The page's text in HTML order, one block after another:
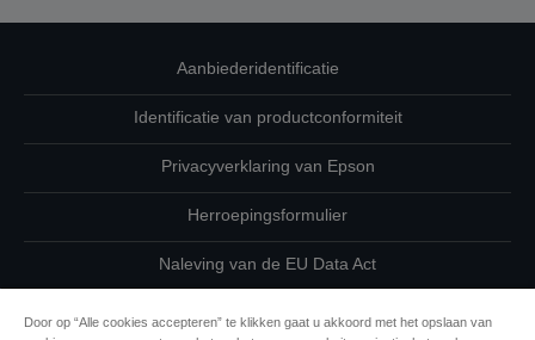
Aanbiederidentificatie
Identificatie van productconformiteit
Privacyverklaring van Epson
Herroepingsformulier
Naleving van de EU Data Act
Door op “Alle cookies accepteren” te klikken gaat u akkoord met het opslaan van